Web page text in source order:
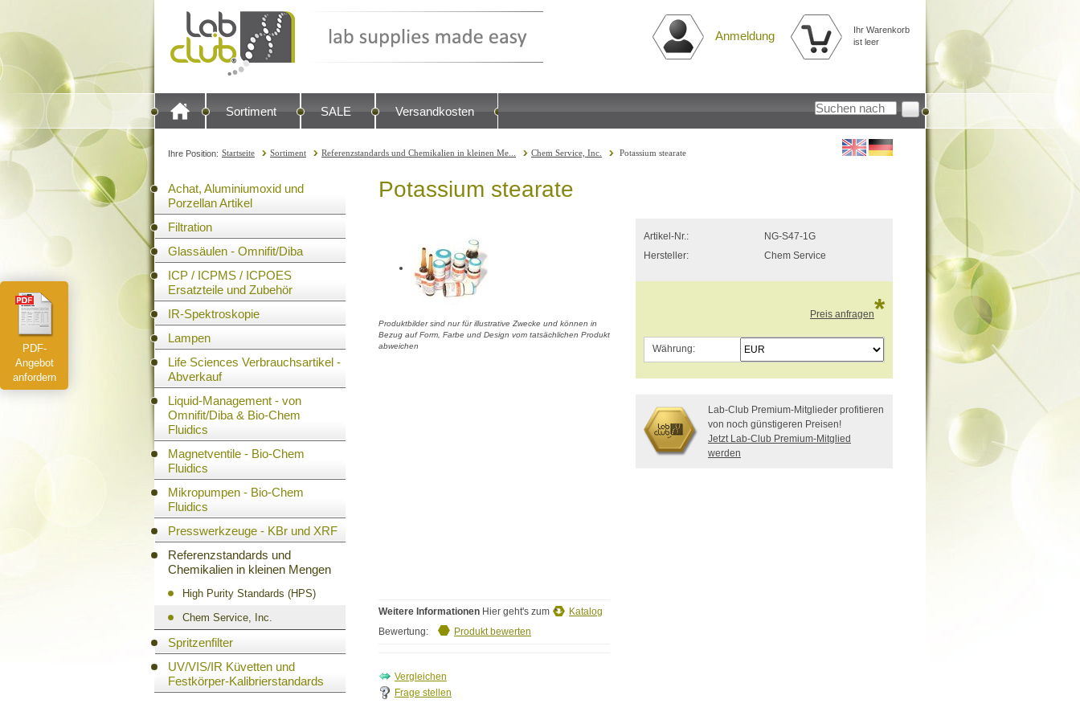
Anmeldung
Ihr Warenkorb
ist leer
Sortiment SALE Versandkosten
Ihre Position: Startseite Sortiment Referenzstandards und Chemikalien in kleinen Me... Chem Service, Inc. Potassium stearate
Achat, Aluminiumoxid und
Porzellan Artikel
Filtration
Glassäulen - Omnifit/Diba
ICP / ICPMS / ICPOES
Ersatzteile und Zubehör
IR-Spektroskopie
Lampen
Life Sciences Verbrauchsartikel -
Abverkauf
Liquid-Management - von
Omnifit/Diba & Bio-Chem
Fluidics
Magnetventile - Bio-Chem
Fluidics
Mikropumpen - Bio-Chem
Fluidics
Presswerkzeuge - KBr und XRF
Referenzstandards und
Chemikalien in kleinen Mengen
High Purity Standards (HPS)
Chem Service, Inc.
Spritzenfilter
UV/VIS/IR Küvetten und
Festkörper-Kalibrierstandards
PDF-
Angebot
anfordern
Potassium stearate
Produktbilder sind nur für illustrative Zwecke und können in
Bezug auf Form, Farbe und Design vom tatsächlichen Produkt
abweichen
Weitere Informationen Hier geht's zum
Katalog
Bewertung:
Produkt bewerten
Frage stellen
Artikel-Nr.:
NG-S47-1G
Hersteller:
Chem Service
Preis anfragen*
Währung:
Lab-Club Premium-Mitglieder profitieren
von noch günstigeren Preisen!
Jetzt Lab-Club Premium-Mitglied
werden